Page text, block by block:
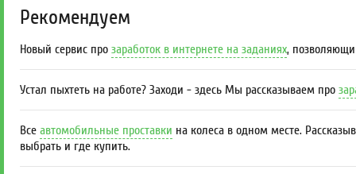
Рекомендуем
Новый сервис про заработок в интернете на заданиях,
Устал пыхтеть на работе? Заходи - здесь Мы рассказываем про
Все автомобильные проставки на колеса в одном месте.
выбрать и где купить.